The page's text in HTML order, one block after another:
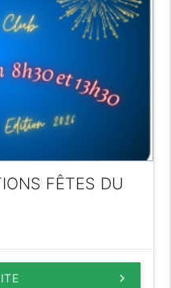
FÊTES DU
keyboard_arrow_right